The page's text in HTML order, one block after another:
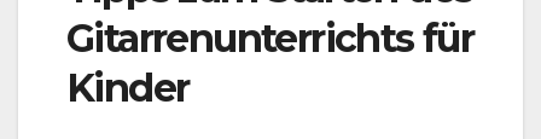
Gitarrenunterrichts für
Kinder